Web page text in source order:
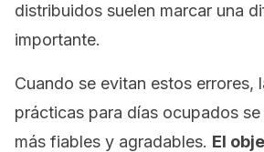
distribuidos suelen marcar una
importante.
Cuando se evitan estos errores,
prácticas para días ocupados
más fiables y agradables. El